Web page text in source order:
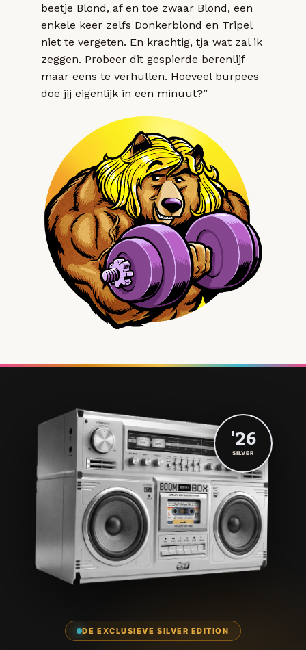
beetje Blond, af en toe zwaar Blond, een
enkele keer zelfs Donkerblond en Tripel
niet te vergeten. En krachtig, tja wat zal ik
zeggen. Probeer dit gespierde berenlijf
maar eens te verhullen. Hoeveel burpees
doe jij eigenlijk in een minuut?”
DE EXCLUSIEVE SILVER EDITION
'26
SILVER